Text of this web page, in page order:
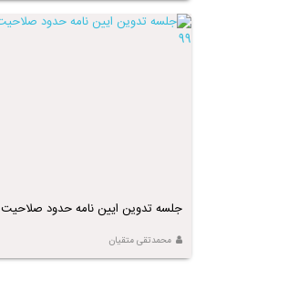
جلسه تدوین ایین نامه حدود صلاحیت
محمدتقی متقیان